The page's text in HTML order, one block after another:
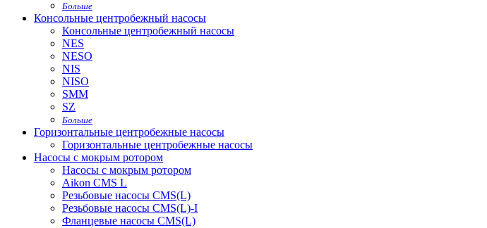
Больше
Консольные центробежный насосы
Консольные центробежный насосы
NES
NESO
NIS
NISO
SMM
SZ
Больше
Горизонтальные центробежные насосы
Горизонтальные центробежные насосы
Насосы с мокрым ротором
Насосы с мокрым ротором
Aikon CMS L
Резьбовые насосы CMS(L)
Резьбовые насосы CMS(L)-I
Фланцевые насосы CMS(L)